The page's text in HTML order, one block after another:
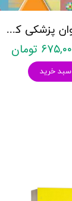
کتاب خلاصه روان پزشکی کاپلان و سادوک ویراست دوازدهم 2022 - جلد4- بنجامین جیمز سادوک ، ویرجینیا آلکوت سادوک ، پدرو روئیز - نشر ارجمند
تومان
سبد خرید